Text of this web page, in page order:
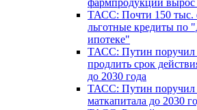
фармпродукции вырос
ТАСС: Почти 150 тыс.
льготные кредиты по
ипотеке"
ТАСС: Путин поручил
продлить срок
до 2030 года
ТАСС: Путин поручил
маткапитала до 2030